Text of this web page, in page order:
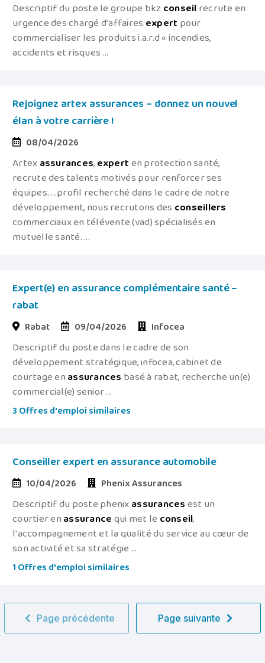
Descriptif du poste le groupe bkz conseilrecrute en
urgence des chargé d'affaires expert pour
commercialiser les produits i.a.r.d « incendies,
accidents et risques ...
Rejoignez artex assurances – donnez un nouvel
élan à votre carrière !
08/04/2026
Artexassurances,experten protection santé,
recrute des talents motivés pour renforcer ses
équipes. ...profil recherché dans le cadre de notre
développement, nous recrutons des conseillers
commerciaux en télévente (vad) spécialisés en
mutuelle santé. ...
Expert(e) en assurance complémentaire santé –
rabat
Rabat 09/04/2026 Infocea
Descriptif du poste dans le cadre de son
développement stratégique, infocea, cabinet de
courtage enassurances basé à rabat, recherche un(e)
commercial(e) senior ...
3 Offres d'emploi similaires
Conseiller expert en assurance automobile
10/04/2026 Phenix Assurances
Descriptif du poste phenixassurancesest un
courtier enassurancequi met le conseil,
l'accompagnement et la qualité du service au cœur de
son activité et sa stratégie ...
1 Offres d'emploi similaires
Page précédente Page suivante